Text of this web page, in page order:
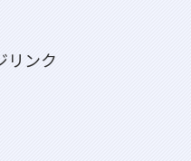
リンク